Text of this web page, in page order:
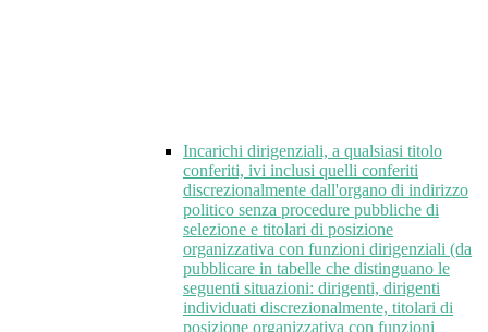
Incarichi dirigenziali, a qualsiasi titolo
conferiti, ivi inclusi quelli conferiti
discrezionalmente dall'organo di indirizzo
politico senza procedure pubbliche di
selezione e titolari di posizione
organizzativa con funzioni dirigenziali (da
pubblicare in tabelle che distinguano le
seguenti situazioni: dirigenti, dirigenti
individuati discrezionalmente, titolari di
posizione organizzativa con funzioni